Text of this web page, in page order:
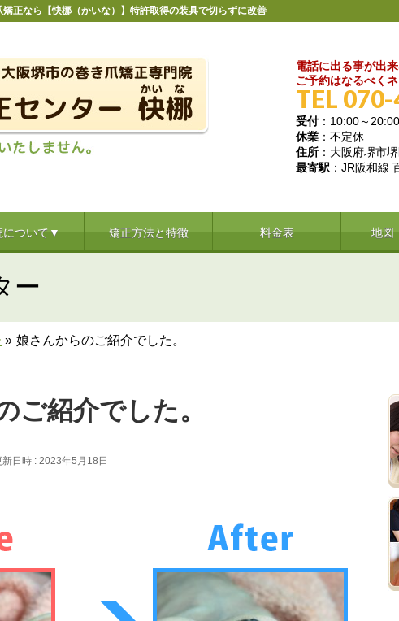
正なら【快梛（かいな）】特許取得の装具で切らずに改善
電話に出る事が出
ご予約はなるべく
TEL
受付：10:00～
休業 ：不定休
住所 ：大阪府堺市
最寄駅 ：JR阪和線
について▼ 矯正方法と特徴 料金表 地図
ー
» 娘さんからのご紹介でした。
ご紹介でした。
日時 : 2023年5月18日